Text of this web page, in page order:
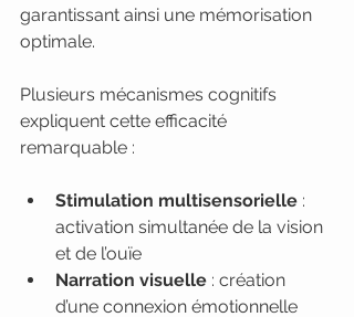
garantissant ainsi une mémorisation
optimale.
Plusieurs mécanismes cognitifs
expliquent cette efficacité
remarquable :
Stimulation multisensorielle :
activation simultanée de la vision
et de l’ouïe
Narration visuelle : création
d’une connexion émotionnelle